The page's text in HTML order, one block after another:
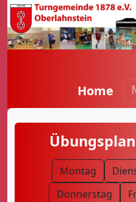
Home
Montag
Donnerstag